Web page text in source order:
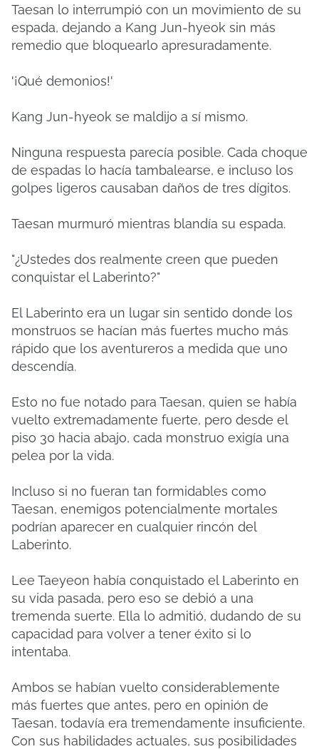
Taesan lo interrumpió con un movimiento de su
espada, dejando a Kang Jun-hyeok sin más
remedio que bloquearlo apresuradamente.
'¡Qué demonios!'
Kang Jun-hyeok se maldijo a sí mismo.
Ninguna respuesta parecía posible. Cada choque
de espadas lo hacía tambalearse, e incluso los
golpes ligeros causaban daños de tres dígitos.
Taesan murmuró mientras blandía su espada.
"¿Ustedes dos realmente creen que pueden
conquistar el Laberinto?"
El Laberinto era un lugar sin sentido donde los
monstruos se hacían más fuertes mucho más
rápido que los aventureros a medida que uno
descendía.
Esto no fue notado para Taesan, quien se había
vuelto extremadamente fuerte, pero desde el
piso 30 hacia abajo, cada monstruo exigía una
pelea por la vida.
Incluso si no fueran tan formidables como
Taesan, enemigos potencialmente mortales
podrían aparecer en cualquier rincón del
Laberinto.
Lee Taeyeon había conquistado el Laberinto en
su vida pasada, pero eso se debió a una
tremenda suerte. Ella lo admitió, dudando de su
capacidad para volver a tener éxito si lo
intentaba.
Ambos se habían vuelto considerablemente
más fuertes que antes, pero en opinión de
Taesan, todavía era tremendamente insuficiente.
Con sus habilidades actuales, sus posibilidades